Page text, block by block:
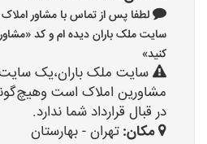
لطفا پس از تماس با مشاور
کنید»
سایت ملک باران،یک
مشاورین املاک است
در قبال قرارداد شما ندارد.
مکان:تهران - بهارستان